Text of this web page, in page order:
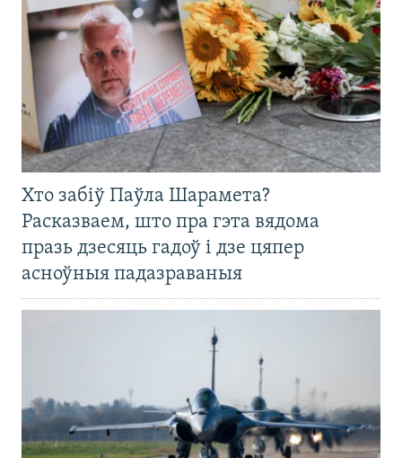
Хто забіў Паўла Шарамета?
Расказваем, што пра гэта вядома
празь дзесяць гадоў і дзе цяпер
асноўныя падазраваныя